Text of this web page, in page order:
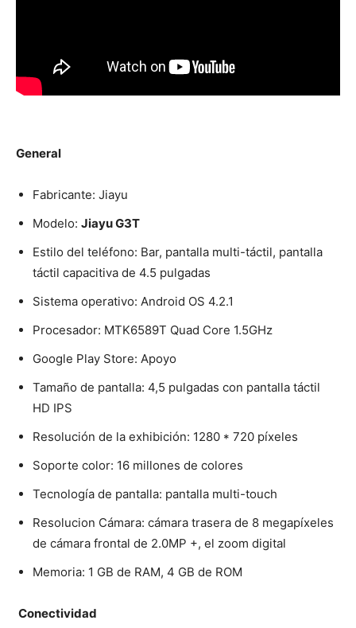
General
Fabricante: Jiayu
Modelo: Jiayu G3T
Estilo del teléfono: Bar, pantalla multi-táctil, pantalla
táctil capacitiva de 4.5 pulgadas
Sistema operativo: Android OS 4.2.1
Procesador: MTK6589T Quad Core 1.5GHz
Google Play Store: Apoyo
Tamaño de pantalla: 4,5 pulgadas con pantalla táctil
HD IPS
Resolución de la exhibición: 1280 * 720 píxeles
Soporte color: 16 millones de colores
Tecnología de pantalla: pantalla multi-touch
Resolucion Cámara: cámara trasera de 8 megapíxeles
de cámara frontal de 2.0MP +, el zoom digital
Memoria: 1 GB de RAM, 4 GB de ROM
Conectividad